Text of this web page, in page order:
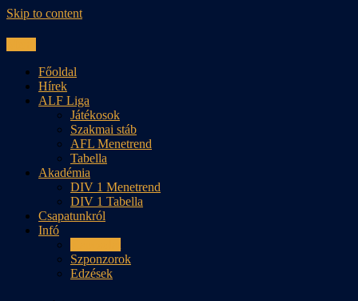
Skip to content
Főoldal
Hírek
ALF Liga
Játékosok
Szakmai stáb
AFL Menetrend
Tabella
Akadémia
DIV 1 Menetrend
DIV 1 Tabella
Csapatunkról
Infó
Szponzorok
Edzések